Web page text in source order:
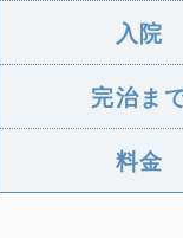
長崎
沖縄
入院
完治ま
料金